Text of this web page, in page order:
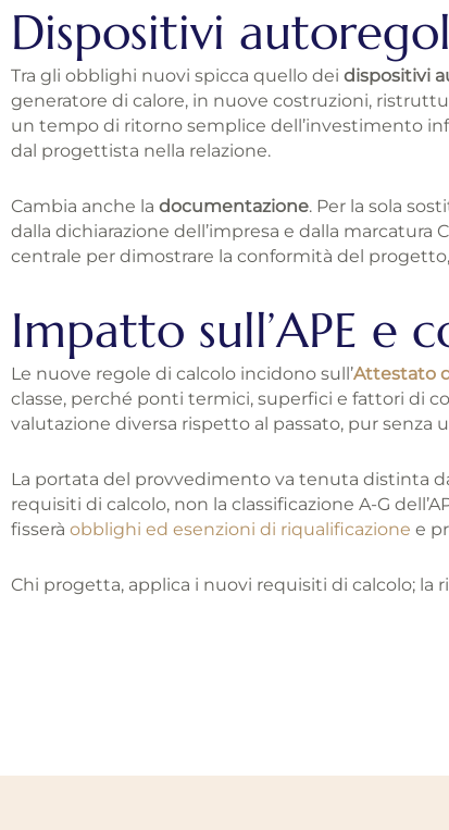
Dispositivi
Tra gli obblighi nuovi spicca quello dei dispositivi
generatore di calore, in nuove costruzioni,
un tempo di ritorno semplice dell’investimento
dal progettista nella relazione.
Cambia anche la documentazione. Per la sola
dalla dichiarazione dell’impresa e dalla marcatura
centrale per dimostrare la conformità del
Impatto sull’APE e
Le nuove regole di calcolo incidono sull’Attestato
classe, perché ponti termici, superfici e fattori di
valutazione diversa rispetto al passato, pur senza
La portata del provvedimento va tenuta distinta
requisiti di calcolo, non la classificazione A-G
fisserà obblighi ed esenzioni di riqualificazione e
Chi progetta, applica i nuovi requisiti di calcolo; la